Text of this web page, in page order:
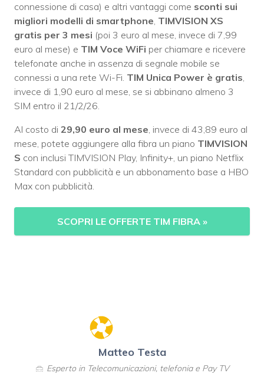
connessione di casa) e altri vantaggi come sconti sui
migliori modelli di smartphone, TIMVISION XS
gratis per 3 mesi (poi 3 euro al mese, invece di 7,99
euro al mese) e TIM Voce WiFi per chiamare e ricevere
telefonate anche in assenza di segnale mobile se
connessi a una rete Wi-Fi. TIM Unica Power è gratis,
invece di 1,90 euro al mese, se si abbinano almeno 3
SIM entro il 21/2/26.
Al costo di 29,90 euro al mese, invece di 43,89 euro al
mese, potete aggiungere alla fibra un piano TIMVISION
S con inclusi TIMVISION Play, Infinity+, un piano Netflix
Standard con pubblicità e un abbonamento base a HBO
Max con pubblicità.
SCOPRI LE OFFERTE TIM FIBRA »
Matteo Testa
Esperto in Telecomunicazioni, telefonia e Pay TV